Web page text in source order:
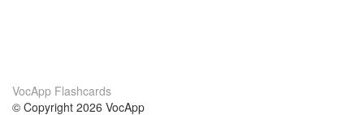
VocApp Flashcards
© Copyright 2026 VocApp